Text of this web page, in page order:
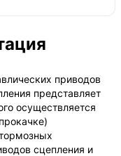
приводов
представляет
осуществляется
сцепления и